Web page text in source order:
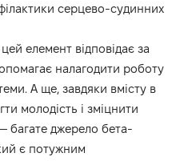
серцево-судинних
елемент відповідає за
налагодити роботу
А ще, завдяки вмісту в
молодість і зміцнити
багате джерело бета-
є потужним